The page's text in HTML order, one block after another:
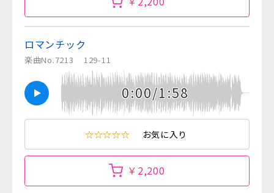
ロマンチック
楽曲No.7213 129-11
0:00/1:58
☆☆☆☆☆ お気に入り
￥2,200